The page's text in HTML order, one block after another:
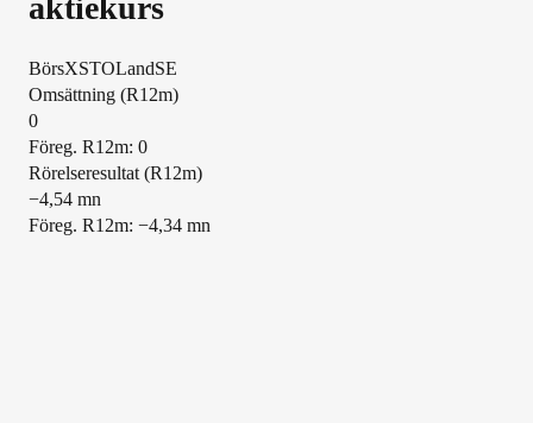
aktiekurs
BörsXSTOLandSE
Översikt
Omsättning (R12m)
0
Föreg. R12m: 0
Rörelseresultat (R12m)
−4,54 mn
Föreg. R12m: −4,34 mn